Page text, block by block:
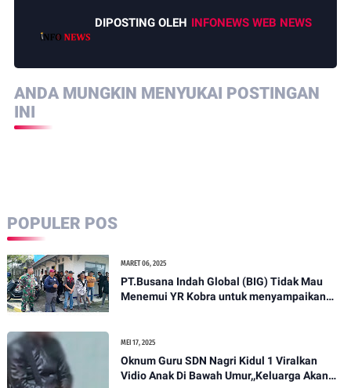
DIPOSTING OLEH INFONEWS WEB NEWS
ANDA MUNGKIN MENYUKAI POSTINGAN
INI
POPULER POS
MARET 06, 2025
PT.Busana Indah Global (BIG) Tidak Mau
Menemui YR Kobra untuk menyampaikan
MEI 17, 2025
Oknum Guru SDN Nagri Kidul 1 Viralkan
Vidio Anak Di Bawah Umur,,Keluarga Akan